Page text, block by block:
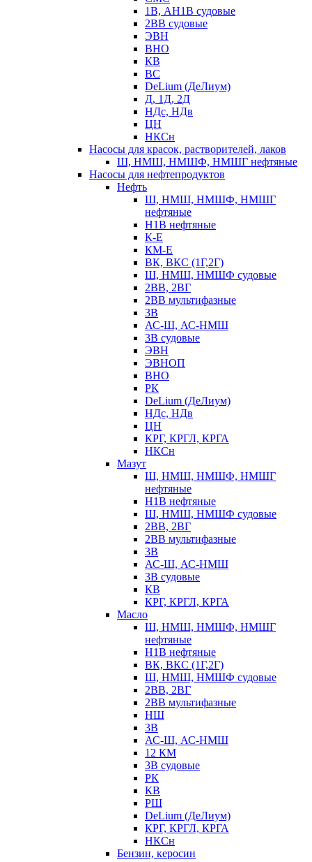
1В, АН1В судовые
2ВВ судовые
ЭВН
ВНО
КВ
ВС
DeLium (ДеЛиум)
Д, 1Д, 2Д
НДс, НДв
ЦН
НКСн
Насосы для красок, растворителей, лаков
Ш, НМШ, НМШФ, НМШГ нефтяные
Насосы для нефтепродуктов
Нефть
Ш, НМШ, НМШФ, НМШГ
нефтяные
Н1В нефтяные
К-Е
КМ-Е
ВК, ВКС (1Г,2Г)
Ш, НМШ, НМШФ судовые
2ВВ, 2ВГ
2ВВ мультифазные
3В
АС-Ш, АС-НМШ
3В судовые
ЭВН
ЭВНОП
ВНО
РК
DeLium (ДеЛиум)
НДс, НДв
ЦН
КРГ, КРГЛ, КРГА
НКСн
Мазут
Ш, НМШ, НМШФ, НМШГ
нефтяные
Н1В нефтяные
Ш, НМШ, НМШФ судовые
2ВВ, 2ВГ
2ВВ мультифазные
3В
АС-Ш, АС-НМШ
3В судовые
КВ
КРГ, КРГЛ, КРГА
Масло
Ш, НМШ, НМШФ, НМШГ
нефтяные
Н1В нефтяные
ВК, ВКС (1Г,2Г)
Ш, НМШ, НМШФ судовые
2ВВ, 2ВГ
2ВВ мультифазные
НШ
3В
АС-Ш, АС-НМШ
12 КМ
3В судовые
РК
КВ
РШ
DeLium (ДеЛиум)
КРГ, КРГЛ, КРГА
НКСн
Бензин, керосин